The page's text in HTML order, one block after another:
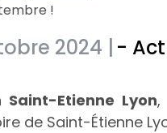
!
2024 | -
Saint-Etienne Lyon,
de Saint-Étienne